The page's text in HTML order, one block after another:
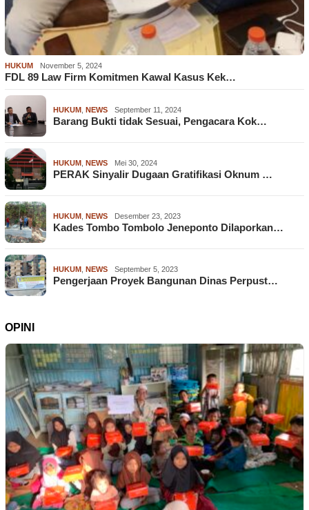
HUKUM November 5, 2024
FDL 89 Law Firm Komitmen Kawal Kasus Kek…
HUKUM NEWS September 11, 2024
Barang Bukti tidak Sesuai, Pengacara Kok…
HUKUM NEWS Mei 30, 2024
PERAK Sinyalir Dugaan Gratifikasi Oknum …
HUKUM NEWS Desember 23, 2023
Kades Tombo Tombolo Jeneponto Dilaporkan…
HUKUM NEWS September 5, 2023
Pengerjaan Proyek Bangunan Dinas Perpust…
OPINI